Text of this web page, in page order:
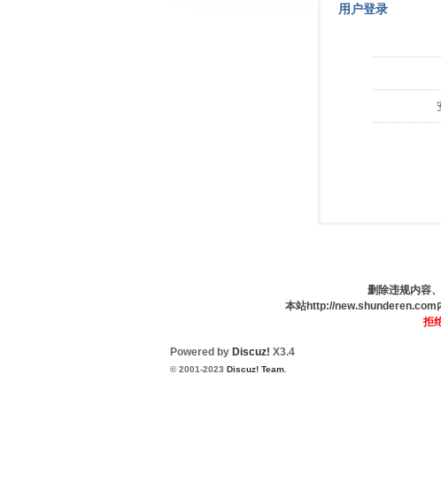
用户登录
删除违规内容
本站http://new.shunderen.com
拒
Powered by Discuz! X3.4
© 2001-2023 Discuz! Team